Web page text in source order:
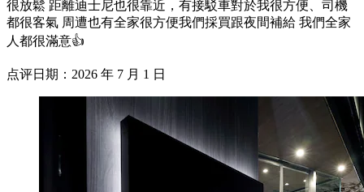
很放鬆 距離迪士尼也很靠近，有接駁車對於我很方便、司機
都很客氣 周遭也有全家很方便我們採買跟夜間補給 我們全家
人都很滿意👍
点评日期：2026 年 7 月 1 日